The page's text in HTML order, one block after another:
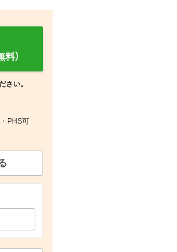
リビング/ダイニング
料）
さい。
・PHS可